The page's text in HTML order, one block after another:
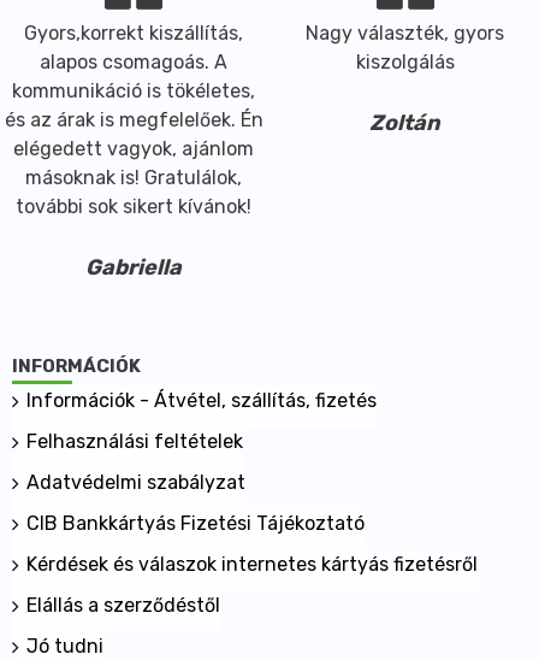
Gyors,korrekt kiszállítás,
alapos csomagoás. A
kommunikáció is tökéletes,
és az árak is megfelelőek. Én
elégedett vagyok, ajánlom
másoknak is! Gratulálok,
további sok sikert kívánok!
Gabriella
Nagy választék, gyors
kiszolgálás
Zoltán
INFORMÁCIÓK
Információk - Átvétel, szállítás, fizetés
Felhasználási feltételek
Adatvédelmi szabályzat
CIB Bankkártyás Fizetési Tájékoztató
Kérdések és válaszok internetes kártyás fizetésről
Elállás a szerződéstől
Jó tudni